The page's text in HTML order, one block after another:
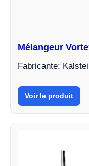
Mélangeur
Fabricante:
Voir le produit